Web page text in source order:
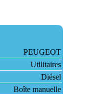
PEUGEOT
Utilitaires
Diésel
Boîte manuelle